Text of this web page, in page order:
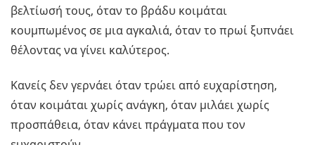
βελτίωσή τους, όταν το βράδυ κοιμάται
κουμπωμένος σε μια αγκαλιά, όταν το πρωί ξυπνάει
θέλοντας να γίνει καλύτερος.
Κανείς δεν γερνάει όταν τρώει από ευχαρίστηση,
όταν κοιμάται χωρίς ανάγκη, όταν μιλάει χωρίς
προσπάθεια, όταν κάνει πράγματα που τον